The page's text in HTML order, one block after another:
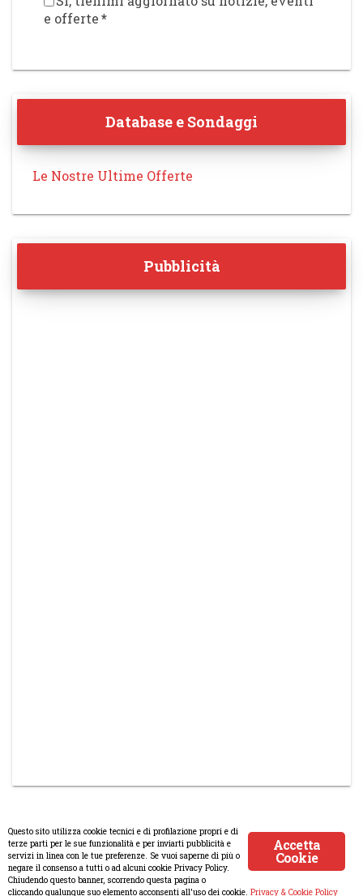
e offerte*
Database e Sondaggi
Le Nostre Ultime Offerte
Pubblicità
© Copyright 2008-2017 Scenaripolitici.com - Tutti i diritti
riservati. Creato daAtlanticmoon.com
Accetta
Cookie
Questo sito utilizza cookie tecnici e di profilazione propri e di
terze parti per le sue funzionalità e per inviarti pubblicità e
servizi in linea con le tue preferenze. Se vuoi saperne di più o
negare il consenso a tutti o ad alcuni cookie Privacy Policy.
Chiudendo questo banner, scorrendo questa pagina o
cliccando qualunque suo elemento acconsenti all’uso dei cookie. Privacy & Cookie Policy